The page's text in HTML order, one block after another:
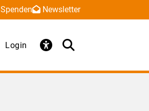
Spenden Newsletter
Login